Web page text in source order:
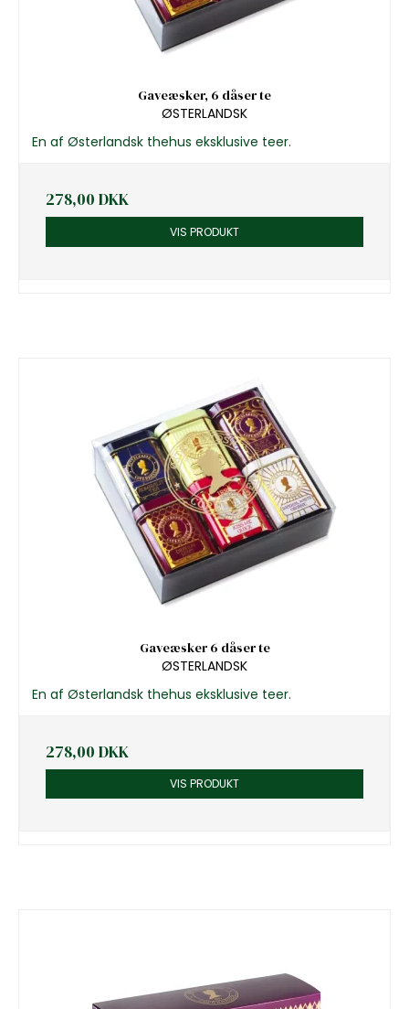
Gaveæsker, 6 dåser te
ØSTERLANDSK
En af Østerlandsk thehus eksklusive teer.
278,00 DKK
VIS PRODUKT
Gaveæsker 6 dåser te
ØSTERLANDSK
En af Østerlandsk thehus eksklusive teer.
278,00 DKK
VIS PRODUKT